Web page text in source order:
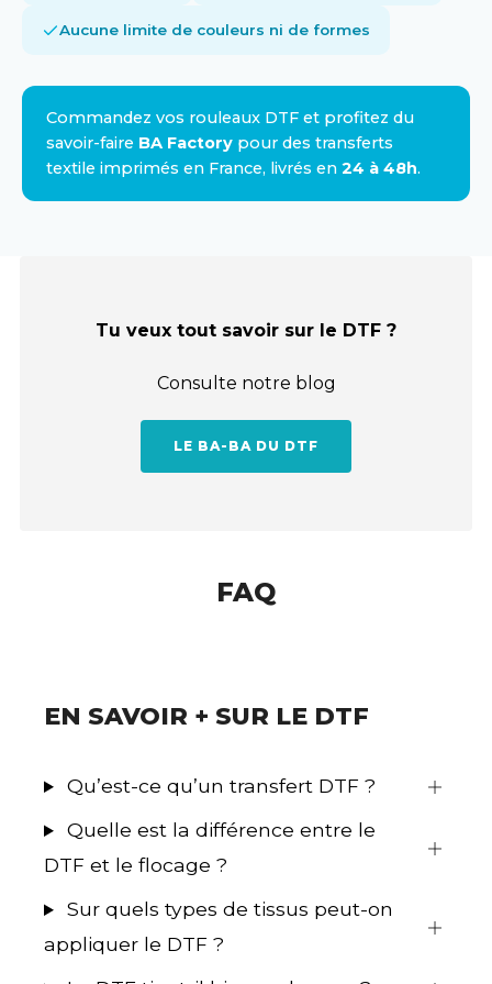
Aucune limite de couleurs ni de formes
Commandez vos rouleaux DTF et profitez du
savoir-faire BA Factory pour des transferts
textile imprimés en France, livrés en 24 à 48h.
Tu veux tout savoir sur le DTF ?
Consulte notre blog
LE BA-BA DU DTF
FAQ
EN SAVOIR + SUR LE DTF
Qu’est-ce qu’un transfert DTF ?
Quelle est la différence entre le
DTF et le flocage ?
Sur quels types de tissus peut-on
appliquer le DTF ?